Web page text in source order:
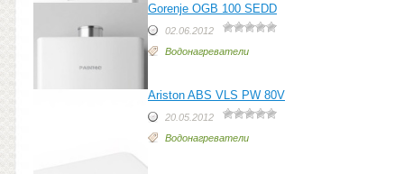
Gorenje OGB 100 SEDD
02.06.2012
Водонагреватели
Ariston ABS VLS PW 80V
20.05.2012
Водонагреватели